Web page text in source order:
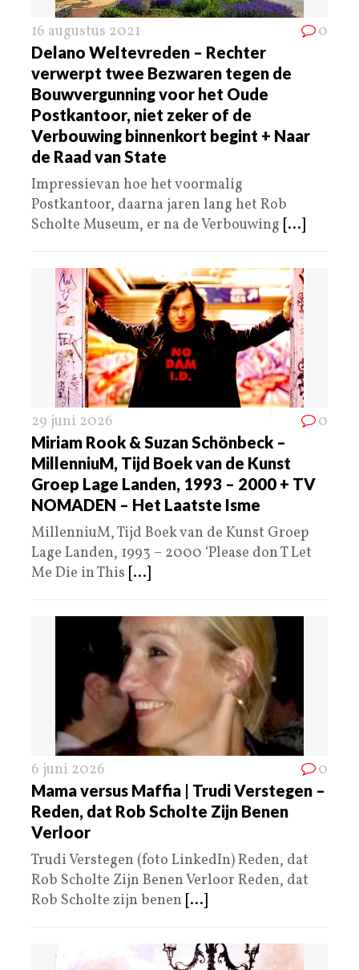
16 augustus 2021 0
Delano Weltevreden – Rechter
verwerpt twee Bezwaren tegen de
Bouwvergunning voor het Oude
Postkantoor, niet zeker of de
Verbouwing binnenkort begint + Naar
de Raad van State
Impressievan hoe het voormalig
Postkantoor, daarna jaren lang het Rob
Scholte Museum, er na de Verbouwing [...]
29 juni 2026 0
Miriam Rook & Suzan Schönbeck –
MillenniuM, Tijd Boek van de Kunst
Groep Lage Landen, 1993 – 2000 + TV
NOMADEN – Het Laatste Isme
MillenniuM, Tijd Boek van de Kunst Groep
Lage Landen, 1993 – 2000 ‘Please don T Let
Me Die in This [...]
6 juni 2026 0
Mama versus Maffia | Trudi Verstegen –
Reden, dat Rob Scholte Zijn Benen
Verloor
Trudi Verstegen (foto LinkedIn) Reden, dat
Rob Scholte Zijn Benen Verloor Reden, dat
Rob Scholte zijn benen [...]